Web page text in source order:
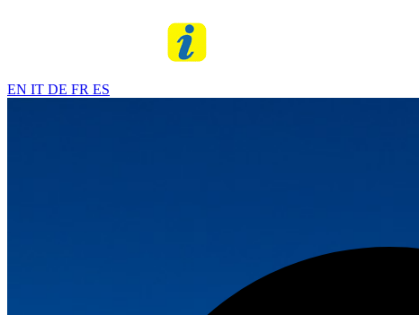
EN IT DE FR ES